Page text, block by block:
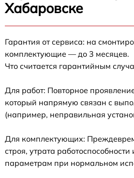
Хабаровске
Гарантия от сервиса: на
комплектующие — до 3 месяцев.
Что считается гарантийным
Для работ: Повторное
который напрямую связан с
(например, неправильная
Для комплектующих:
строя, утрата
параметрам при нормальном